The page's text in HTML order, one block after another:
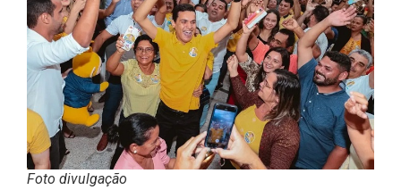
Foto divulgação